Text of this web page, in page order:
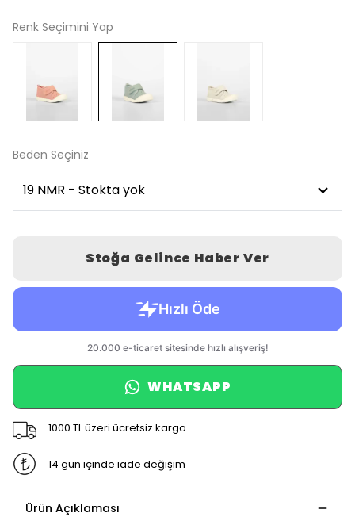
Renk Seçimini Yap
Beden Seçiniz
Stoğa Gelince Haber Ver
WHATSAPP
1000 TL üzeri ücretsiz kargo
14 gün içinde iade değişim
Ürün Açıklaması